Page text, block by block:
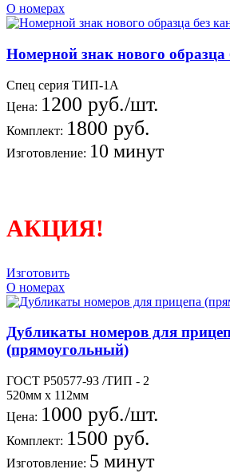
О номерах
Номерной знак нового образца
Спец серия ТИП-1А
Цена: 1200 руб./шт.
Комплект: 1800 руб.
Изготовление: 10 минут
АКЦИЯ!
Изготовить
О номерах
Дубликаты номеров для
(прямоугольный)
ГОСТ Р50577-93 /ТИП - 2
520мм х 112мм
Цена: 1000 руб./шт.
Комплект: 1500 руб.
Изготовление: 5 минут